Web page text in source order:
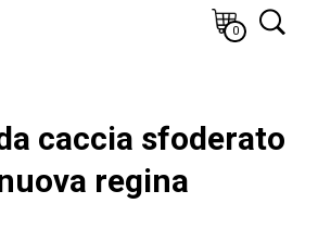
0
caccia sfoderato
regina